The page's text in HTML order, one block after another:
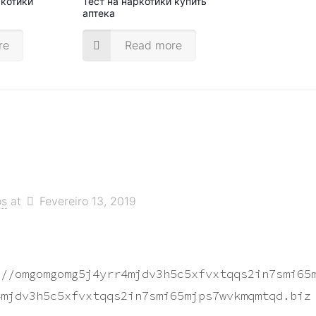
аптека
Read more
at Fevereiro 13, 2019